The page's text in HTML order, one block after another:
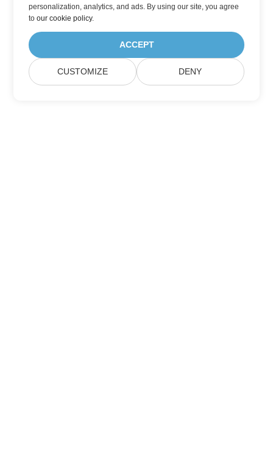
personalization, analytics, and ads. By using our site, you agree
toour cookie policy.
ACCEPT
CUSTOMIZE DENY